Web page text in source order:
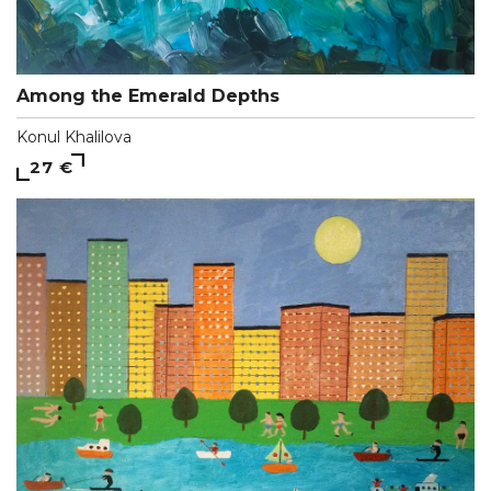
Among the Emerald Depths
Konul Khalilova
27 €